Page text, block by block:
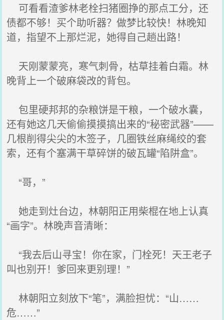
可看看渣爹林老栓扫猪圈挣的那点工分，还
债都不够！买个助听器？做梦比较快！林晚知
道，指望不上那烂泥，她得自己趟出路！
天刚蒙蒙亮，寒气刺骨，枯草挂着白霜。林
晚背上一个破麻袋改的背包。
包里硬邦邦的杂粮饼是干粮，一个破水囊，
还有她这几天偷偷摸摸搞出来的“秘密武器”——
几根削得尖尖的木签子，几圈铁丝麻绳绞的套
索，还有个塞满干草碎饼的破瓦罐“陷阱盒”。
“哥，”
她走到灶台边，林朝阳正用柴棍在地上认真
“画字”。林晚声音清晰：
“我去后山寻宝！你在家，门栓死！天王老子
叫也别开！爹回来更别理！”
林朝阳立刻放下“笔”，满脸担忧：“山……
危……”